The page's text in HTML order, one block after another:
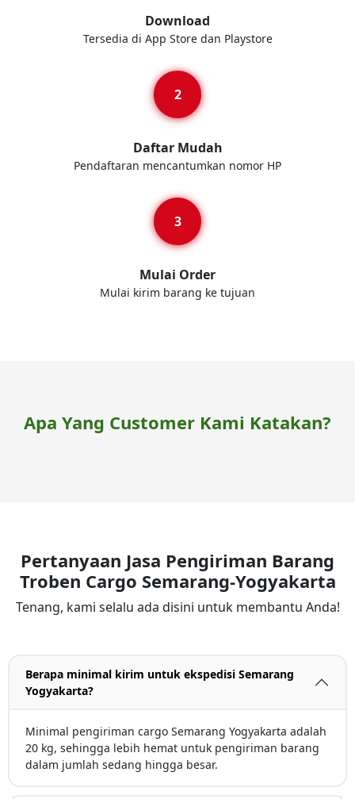
Download
Tersedia di App Store dan Playstore
Daftar Mudah
Pendaftaran mencantumkan nomor HP
Mulai Order
Mulai kirim barang ke tujuan
Apa Yang Customer Kami Katakan?
Pertanyaan Jasa Pengiriman Barang
Troben Cargo Semarang-Yogyakarta
Tenang, kami selalu ada disini untuk membantu Anda!
Berapa minimal kirim untuk ekspedisi Semarang
Yogyakarta?
Minimal pengiriman cargo Semarang Yogyakarta adalah
20 kg, sehingga lebih hemat untuk pengiriman barang
dalam jumlah sedang hingga besar.